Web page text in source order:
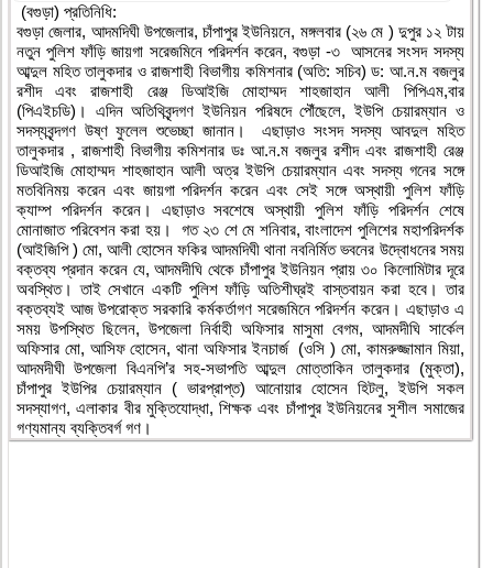
(বগুড়া) প্রতিনিধি:
বগুড়া জেলার, আদমদিঘী উপজেলার, চাঁপাপুর ইউনিয়নে, মঙ্গলবার (২৬ মে ) দুপুর ১২ টায়
নতুন পুলিশ ফাঁড়ি জায়গা সরেজমিনে পরিদর্শন করেন, বগুড়া -৩ আসনের সংসদ সদস্য
আব্দুল মহিত তালুকদার ও রাজশাহী বিভাগীয় কমিশনার (অতি: সচিব) ড: আ.ন.ম বজলুর
রশীদ এবং রাজশাহী রেঞ্জ ডিআইজি মোহাম্মদ শাহজাহান আলী পিপিএম,বার
(পিএইচডি)। এদিন অতিথিবৃন্দগণ ইউনিয়ন পরিষদে পৌঁছেলে, ইউপি চেয়ারম্যান ও
সদস্যবৃন্দগণ উষ্ণ ফুলেল শুভেচ্ছা জানান। এছাড়াও সংসদ সদস্য আবদুল মহিত
তালুকদার , রাজশাহী বিভাগীয় কমিশনার ডঃ আ.ন.ম বজলুর রশীদ এবং রাজশাহী রেঞ্জ
ডিআইজি মোহাম্মদ শাহজাহান আলী অত্র ইউপি চেয়ারম্যান এবং সদস্য গনের সঙ্গে
মতবিনিময় করেন এবং জায়গা পরিদর্শন করেন এবং সেই সঙ্গে অস্থায়ী পুলিশ ফাঁড়ি
ক্যাম্প পরিদর্শন করেন। এছাড়াও সবশেষে অস্থায়ী পুলিশ ফাঁড়ি পরিদর্শন শেষে
মোনাজাত পরিবেশন করা হয়। গত ২৩ শে মে শনিবার, বাংলাদেশ পুলিশের মহাপরিদর্শক
(আইজিপি ) মো, আলী হোসেন ফকির আদমদিঘী থানা নবনির্মিত ভবনের উদ্বোধনের সময়
বক্তব্য প্রদান করেন যে, আদমদীঘি থেকে চাঁপাপুর ইউনিয়ন প্রায় ৩০ কিলোমিটার দূরে
অবস্থিত। তাই সেখানে একটি পুলিশ ফাঁড়ি অতিশীঘ্রই বাস্তবায়ন করা হবে। তার
বক্তব্যই আজ উপরোক্ত সরকারি কর্মকর্তাগণ সরেজমিনে পরিদর্শন করেন। এছাড়াও এ
সময় উপস্থিত ছিলেন, উপজেলা নির্বাহী অফিসার মাসুমা বেগম, আদমদীঘি সার্কেল
অফিসার মো, আসিফ হোসেন, থানা অফিসার ইনচার্জ (ওসি ) মো, কামরুজ্জামান মিয়া,
আদমদীঘী উপজেলা বিএনপি’র সহ-সভাপতি আব্দুল মোত্তাকিন তালুকদার (মুক্তা),
চাঁপাপুর ইউপির চেয়ারম্যান ( ভারপ্রাপ্ত) আনোয়ার হোসেন হিটলু, ইউপি সকল
সদস্যাগণ, এলাকার বীর মুক্তিযোদ্ধা, শিক্ষক এবং চাঁপাপুর ইউনিয়নের সুশীল সমাজের
গণ্যমান্য ব্যক্তিবর্গ গণ।